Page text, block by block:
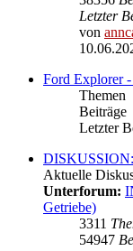
Letzter
von
Ford Explorer
Themen
Beiträge
Letzter
Aktuelle
Unterforum:
Getriebe)
3311
54947